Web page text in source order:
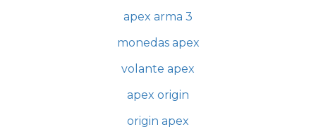
apex arma 3
monedas apex
volante apex
apex origin
origin apex